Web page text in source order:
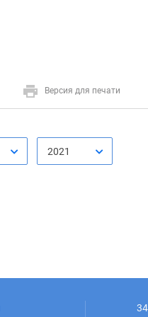
Версия для печати
2021